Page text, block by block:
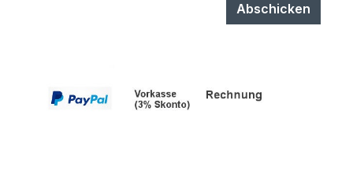
Abschicken